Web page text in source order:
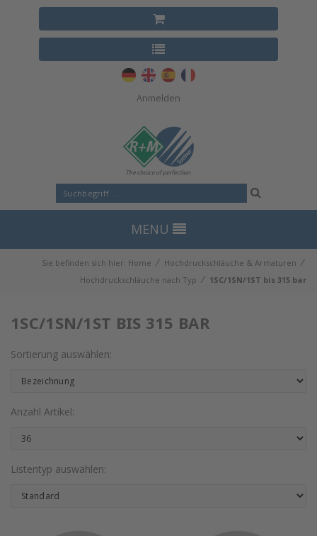
Anmelden
MENU
Sie befinden sich hier: Home ⁄ Hochdruckschläuche & Armaturen ⁄
Hochdruckschläuche nach Typ ⁄ 1SC/1SN/1ST bis 315 bar
1SC/1SN/1ST BIS 315 BAR
Sortierung auswählen:
Anzahl Artikel:
Listentyp auswählen: